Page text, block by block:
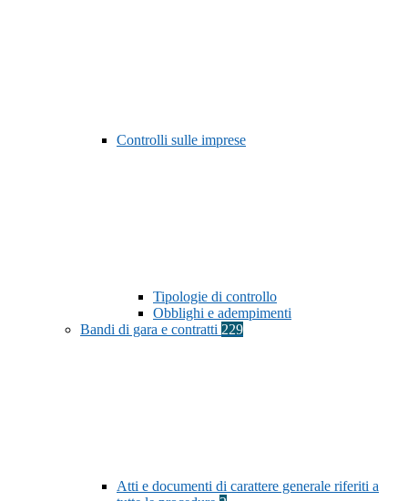
Controlli sulle imprese
Tipologie di controllo
Obblighi e adempimenti
Bandi di gara e contratti 229
Atti e documenti di carattere generale riferiti a